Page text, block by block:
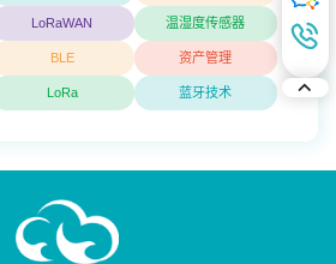
LoRaWAN 温湿度传感器
BLE 资产管理
LoRa 蓝牙技术